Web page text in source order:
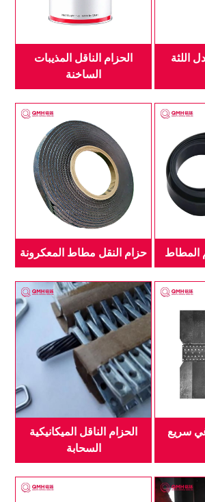
اللثة
الحزام الناقل المذيبات
الساخنة
المطاط حزام النقل مطاط المعكرونة
سريع
الحزام الناقل الميكانيكية
السحابة